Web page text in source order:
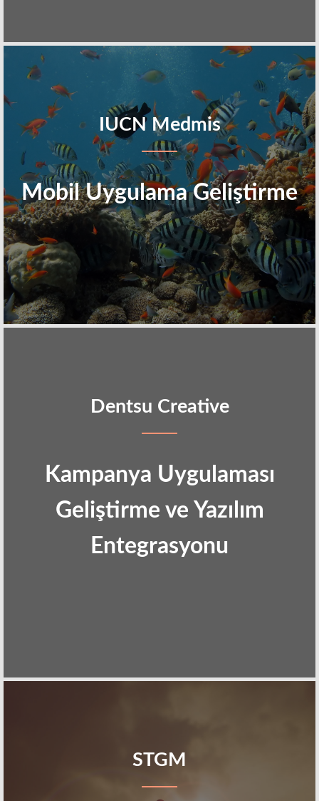
IUCN Medmis
Mobil Uygulama Geliştirme
Dentsu Creative
Kampanya Uygulaması
Geliştirme ve Yazılım
Entegrasyonu
STGM